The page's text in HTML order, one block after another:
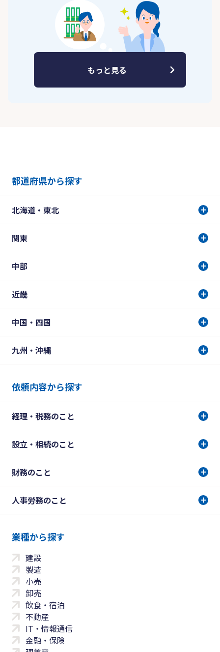
もっと見る
都道府県から探す
北海道・東北
関東
中部
近畿
中国・四国
九州・沖縄
依頼内容から探す
経理・税務のこと
設立・相続のこと
財務のこと
人事労務のこと
業種から探す
建設
製造
小売
卸売
飲食・宿泊
不動産
IT・情報通信
金融・保険